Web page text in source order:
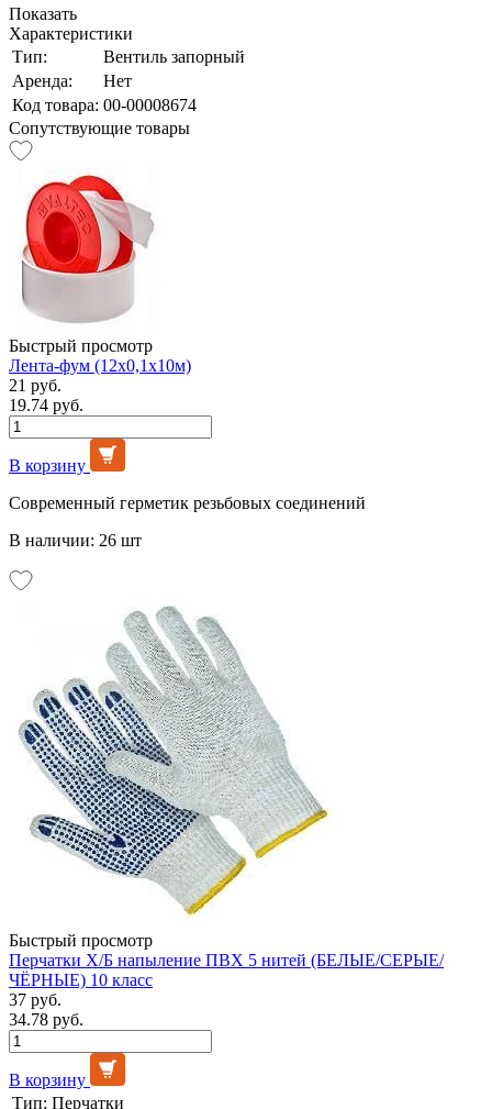
Показать
Характеристики
Тип:
Вентиль запорный
Аренда:
Нет
Код товара: 00-00008674
Сопутствующие товары
Быстрый просмотр
Лента-фум (12х0,1х10м)
21 руб.
19.74 руб.
В корзину
Современный герметик резьбовых соединений
В наличии: 26 шт
Быстрый просмотр
Перчатки Х/Б напыление ПВХ 5 нитей (БЕЛЫЕ/СЕРЫЕ/
ЧЁРНЫЕ) 10 класс
37 руб.
34.78 руб.
В корзину
Тип: Перчатки